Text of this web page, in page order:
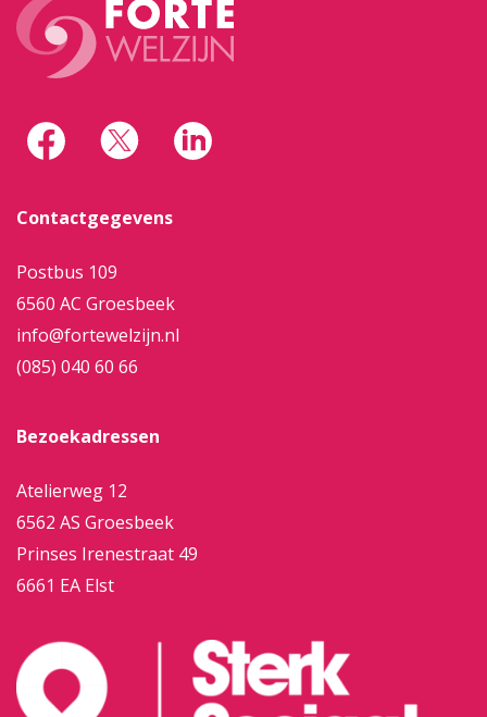
Contactgegevens
Postbus 109
6560 AC Groesbeek
info@fortewelzijn.nl
(085) 040 60 66
Bezoekadressen
Atelierweg 12
6562 AS Groesbeek
Prinses Irenestraat 49
6661 EA Elst